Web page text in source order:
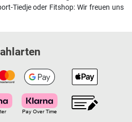
Tiedje oder Fitshop: Wir freuen uns